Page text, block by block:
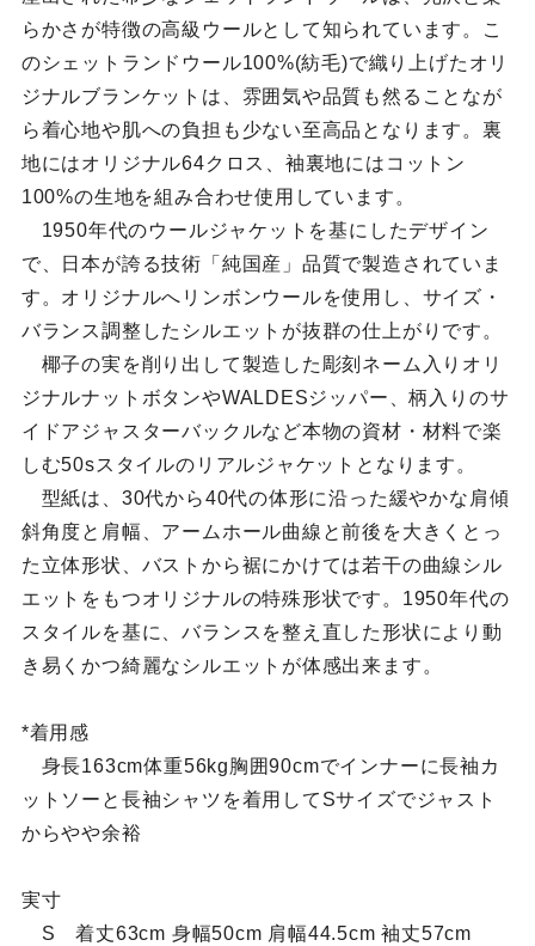
らかさが特徴の高級ウールとして知られています。こ
のシェットランドウール100%(紡毛)で織り上げたオリ
ジナルブランケットは、雰囲気や品質も然ることなが
ら着心地や肌への負担も少ない至高品となります。裏
地にはオリジナル64クロス、袖裏地にはコットン
100%の生地を組み合わせ使用しています。
1950年代のウールジャケットを基にしたデザイン
で、日本が誇る技術「純国産」品質で製造されていま
す。オリジナルへリンボンウールを使用し、サイズ・
バランス調整したシルエットが抜群の仕上がりです。
椰子の実を削り出して製造した彫刻ネーム入りオリ
ジナルナットボタンやWALDESジッパー、柄入りのサ
イドアジャスターバックルなど本物の資材・材料で楽
しむ50sスタイルのリアルジャケットとなります。
型紙は、30代から40代の体形に沿った緩やかな肩傾
斜角度と肩幅、アームホール曲線と前後を大きくとっ
た立体形状、バストから裾にかけては若干の曲線シル
エットをもつオリジナルの特殊形状です。1950年代の
スタイルを基に、バランスを整え直した形状により動
き易くかつ綺麗なシルエットが体感出来ます。
*着用感
身長163cm体重56kg胸囲90cmでインナーに長袖カ
ットソーと長袖シャツを着用してSサイズでジャスト
からやや余裕
実寸
S 着丈63cm 身幅50cm 肩幅44.5cm 袖丈57cm